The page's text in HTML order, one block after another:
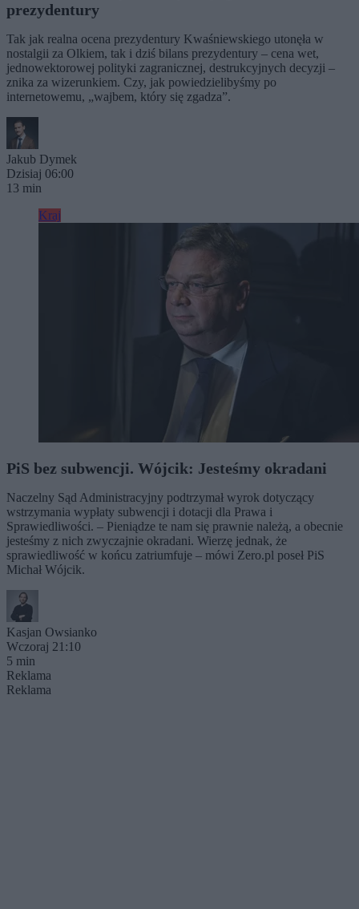
prezydentury
Tak jak realna ocena prezydentury Kwaśniewskiego utonęła w
nostalgii za Olkiem, tak i dziś bilans prezydentury – cena wet,
jednowektorowej polityki zagranicznej, destrukcyjnych decyzji –
znika za wizerunkiem. Czy, jak powiedzielibyśmy po
internetowemu, „wajbem, który się zgadza”.
Jakub Dymek
Dzisiaj 06:00
13 min
Kraj
PiS bez subwencji. Wójcik: Jesteśmy okradani
Naczelny Sąd Administracyjny podtrzymał wyrok dotyczący
wstrzymania wypłaty subwencji i dotacji dla Prawa i
Sprawiedliwości. – Pieniądze te nam się prawnie należą, a obecnie
jesteśmy z nich zwyczajnie okradani. Wierzę jednak, że
sprawiedliwość w końcu zatriumfuje – mówi Zero.pl poseł PiS
Michał Wójcik.
Kasjan Owsianko
Wczoraj 21:10
5 min
Reklama
Reklama